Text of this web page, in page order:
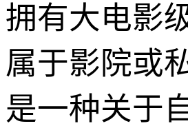
拥有大电影
属于影院或
是一种关于